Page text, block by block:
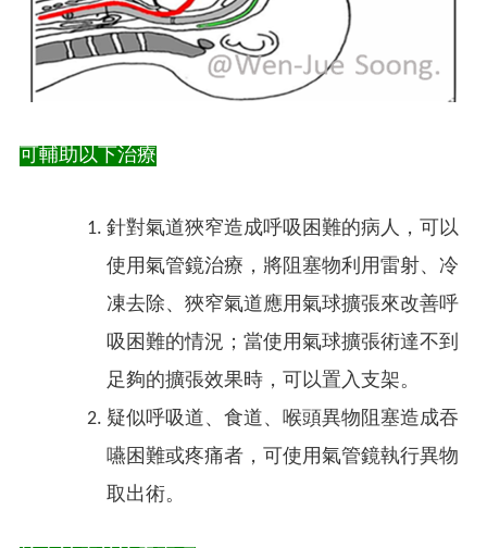
可輔助以下治療
針對氣道狹窄造成呼吸困難的病人，可以
使用氣管鏡治療，將阻塞物利用雷射、冷
凍去除、狹窄氣道應用氣球擴張來改善呼
吸困難的情況；當使用氣球擴張術達不到
足夠的擴張效果時，可以置入支架。
疑似呼吸道、食道、喉頭異物阻塞造成吞
嚥困難或疼痛者，可使用氣管鏡執行異物
取出術。